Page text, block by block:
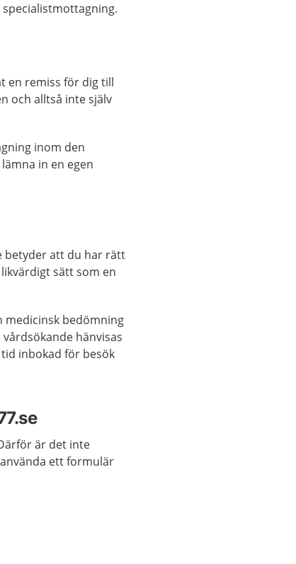
en remiss för dig till
och alltså inte själv
inom den
in en egen
betyder att du har rätt
sätt som en
medicinsk bedömning
hänvisas
inbokad för besök
är det inte
ett formulär